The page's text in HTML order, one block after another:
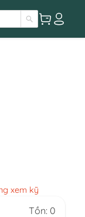
xem kỹ
Tồn: 0